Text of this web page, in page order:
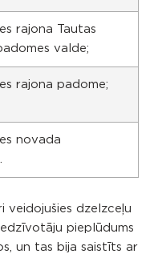
rajona Tautas
valde;
rajona padome;
novada
veidojušies dzelzceļu
pieplūdums
un tas bija saistīts ar